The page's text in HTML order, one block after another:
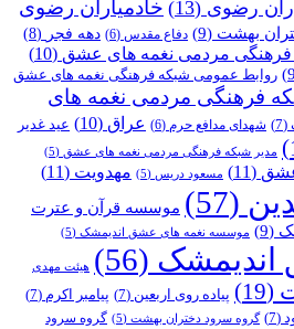
رضوی (13)
خادمیاران رضوی
بهشت (9) دفاع مقدس (6) دهه فجر (8)
فرهنگی مردمی نغمه های عشق (10)
روابط عمومی شبکه فرهنگی نغمه های عشق
فرهنگی مردمی نغمه های
(7) شهدای مدافع حرم (6) عراق (10)
عید غدیر
مدیر شبکه فرهنگی مردمی نغمه های عشق (5)
عشق (11) مسعود دریس (5) مهدویت (11)
(57)
موسسه قرآن و عترت
(9) موسسه نغمه های عشق اندیمشک (5)
اندیمشک (56) هیئت مهدی
(19) پیاده روی اربعین (7) پیامبر اکرم (7)
(7) گروه سرود دختران بهشت (5)
گروه سرود